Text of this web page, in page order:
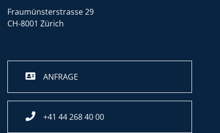
Fraumünsterstrasse 29
CH-8001 Zürich
ANFRAGE
+41 44 268 40 00